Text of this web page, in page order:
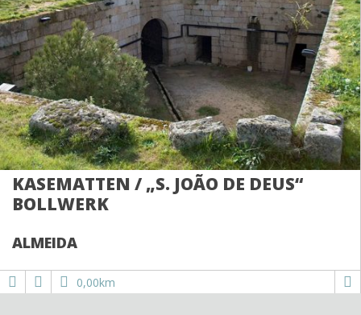
KASEMATTEN / „S. JOÃO DE DEUS“
BOLLWERK
ALMEIDA
0,00km